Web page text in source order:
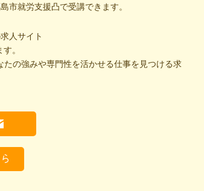
市就労支援凸で受講できます。
人サイト
。
の強みや専門性を活かせる仕事を見つける求